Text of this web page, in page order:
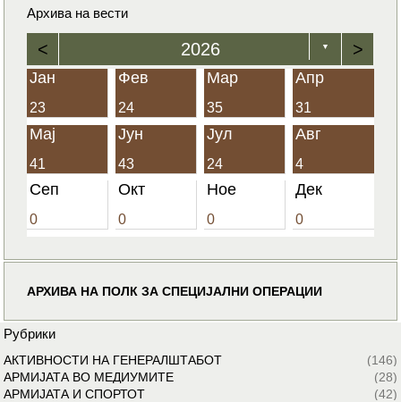
Архива на вести
< 2026 ▼ >
Јан
23
Фев
24
Мар
35
Апр
31
Мај
41
Јун
43
Јул
24
Авг
4
Сеп
0
Окт
0
Ное
0
Дек
0
АРХИВА НА ПОЛК ЗА СПЕЦИЈАЛНИ ОПЕРАЦИИ
Рубрики
АКТИВНОСТИ НА ГЕНЕРАЛШТАБОТ
(146)
АРМИЈАТА ВО МЕДИУМИТЕ
(28)
АРМИЈАТА И СПОРТОТ
(42)